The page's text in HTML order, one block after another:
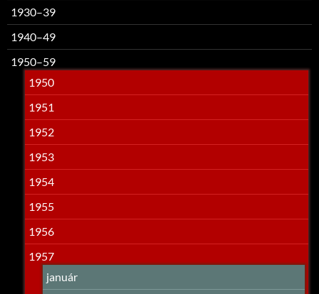
1930–39
1940–49
1950–59
1950
1951
1952
1953
1954
1955
1956
1957
január